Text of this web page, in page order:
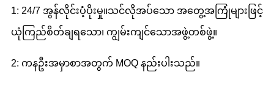
1: 24/7 အွန်လိုင်းပံ့ပိုးမှု။သင်လိုအပ်သော အတွေ့အကြုံများဖြင့်
ယုံကြည်စိတ်ချရသော၊ ကျွမ်းကျင်သောအဖွဲ့တစ်ဖွဲ့။
2: ကနဦးအမှာစာအတွက် MOQ နည်းပါးသည်။